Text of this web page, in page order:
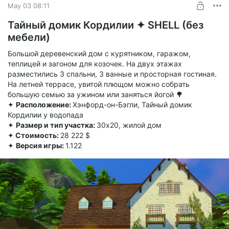
May 03 08:11
Тайный домик Кордилии ✦ SHELL (без
мебели)
Большой деревенский дом с курятником, гаражом,
теплицей и загоном для козочек. На двух этажах
разместились 3 спальни, 3 ванные и просторная гостиная.
На летней террасе, увитой плющом можно собрать
большую семью за ужином или заняться йогой 🌳
✦ Расположение:Хэнфорд-он-Бэгли, Тайный домик
Кордилии у водопада
✦ Размер и тип участка: 30х20, жилой дом
✦ Стоимость: 28 222 $
✦ Версия игры:1.122